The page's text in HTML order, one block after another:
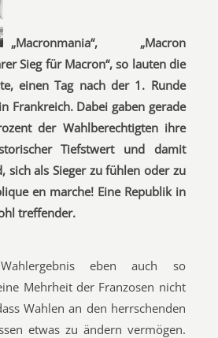
„Macronmania“, „Macron
Sieg für Macron“, so lauten die
einen Tag nach der 1. Runde
Frankreich. Dabei gaben gerade
der Wahlberechtigten ihre
Tiefstwert und damit
sich als Sieger zu fühlen oder zu
en marche! Eine Republik in
treffender.
eben auch so
Mehrheit der Franzosen nicht
Wahlen an den herrschenden
etwas zu ändern vermögen.